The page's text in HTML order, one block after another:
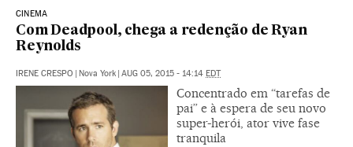
CINEMA
Com Deadpool, chega a redenção de Ryan
Reynolds
IRENE CRESPO Nova York AUG 05, 2015 - 14:14 EDT
Concentrado em “tarefas de
pai” e à espera de seu novo
super-herói, ator vive fase
tranquila